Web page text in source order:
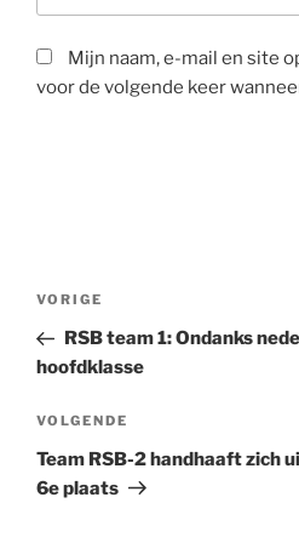
Mijn naam, e-mail en site
voor de volgende keer
Bericht
Vorig
bericht
VORIGE
RSB team 1: Ondanks
hoofdklasse
Volgend
bericht
VOLGENDE
Team RSB-2 handhaaft zich
6e plaats